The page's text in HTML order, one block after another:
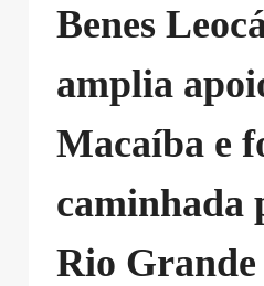
Benes
amplia
Macaíba e
caminhada
Rio